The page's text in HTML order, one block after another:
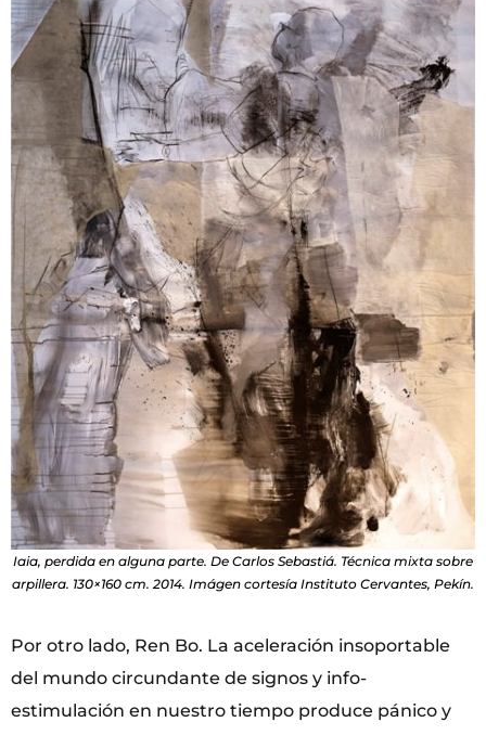
Iaia, perdida en alguna parte. De Carlos Sebastiá. Técnica mixta sobre
arpillera. 130×160 cm. 2014. Imágen cortesía Instituto Cervantes, Pekín.
Por otro lado, Ren Bo. La aceleración insoportable
del mundo circundante de signos y info-
estimulación en nuestro tiempo produce pánico y